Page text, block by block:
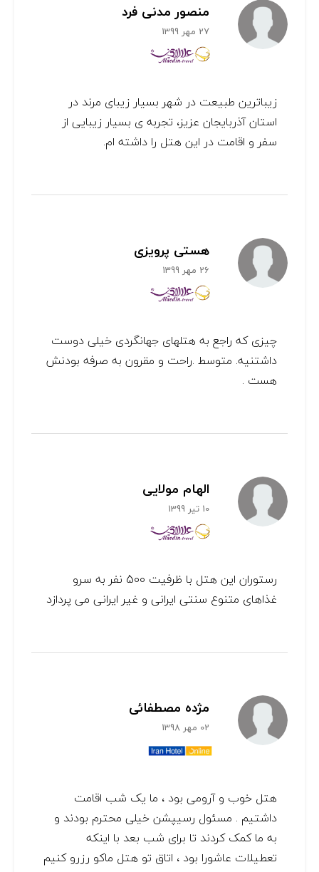
منصور مدنی فرد
27 مهر 1399
زیباترین طبیعت در شهر بسیار زیبای مرند در
استان آذربایجان عزیز، تجربه ی بسیار زیبایی از
سفر و اقامت در این هتل را داشته ام.
هستی پرویزی
26 مهر 1399
چیزی که راجع به هتلهای جهانگردی خیلی دوست
داشتنیه. متوسط .راحت و مقرون به صرفه بودنش
هست .
الهام مولایی
10 تیر 1399
رستوران این هتل با ظرفیت 500 نفر به سرو
غذاهای متنوع سنتی ایرانی و غیر ایرانی می پردازد
مژده مصطفائی
02 مهر 1398
هتل خوب و آرومی بود ، ما یک شب اقامت
داشتیم . مسئول رسیپشن خیلی محترم بودند و
به ما کمک کردند تا برای شب بعد با اینکه
تعطیلات عاشورا بود ، اتاق تو هتل ماکو رزرو کنیم